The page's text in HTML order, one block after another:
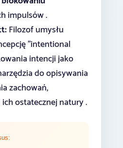
impulsów .
Filozof umysłu
"intentional
intencji jako
do opisywania
zachowań,
ostatecznej natury .